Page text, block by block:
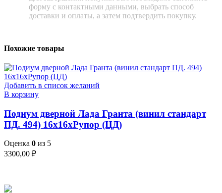
форму с контактными данными, выбрать способ
доставки и оплаты, а затем подтвердить покупку.
Похожие товары
Добавить в список желаний
В корзину
Подиум дверной Лада Гранта (винил стандарт
ПД. 494) 16х16хРупор (ЦД)
Оценка 0 из 5
3300,00 ₽